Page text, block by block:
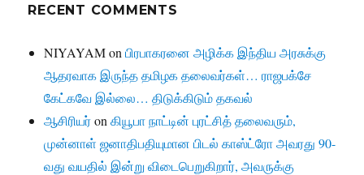
RECENT COMMENTS
NIYAYAMonபிரபாகரனை அழிக்க இந்திய அரசுக்கு
ஆதரவாக இருந்த தமிழக தலைவர்கள்… ராஜபக்சே
கேட்கவே இல்லை… திடுக்கிடும் தகவல்
ஆசிரியர்onகியூபா நாட்டின் புரட்சித் தலைவரும்,
முன்னாள் ஜனாதிபதியுமான பிடல் காஸ்ட்ரோ அவரது 90-
வது வயதில் இன்று விடைபெறுகிறார், அவருக்கு